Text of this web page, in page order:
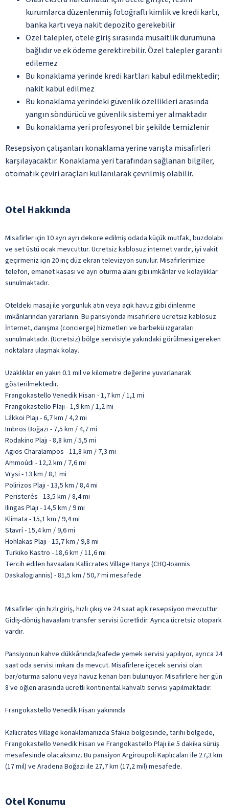
kurumlarca düzenlenmiş fotoğraflı kimlik ve kredi kartı,
banka kartı veya nakit depozito gerekebilir
Özel talepler, otele giriş sırasında müsaitlik durumuna
bağlıdır ve ek ödeme gerektirebilir. Özel talepler garanti
edilemez
Bu konaklama yerinde kredi kartları kabul edilmektedir;
nakit kabul edilmez
Bu konaklama yerindeki güvenlik özellikleri arasında
yangın söndürücü ve güvenlik sistemi yer almaktadır
Bu konaklama yeri profesyonel bir şekilde temizlenir
Resepsiyon çalışanları konaklama yerine varışta misafirleri
karşılayacaktır. Konaklama yeri tarafından sağlanan bilgiler,
otomatik çeviri araçları kullanılarak çevrilmiş olabilir.
Otel Hakkında
Misafirler için 10 ayrı ayrı dekore edilmiş odada küçük mutfak, buzdolabı
ve set üstü ocak mevcuttur. Ücretsiz kablosuz internet vardır, iyi vakit
geçirmeniz için 20 inç düz ekran televizyon sunulur. Misafirlerimize
telefon, emanet kasası ve ayrı oturma alanı gibi imkânlar ve kolaylıklar
sunulmaktadır.
Oteldeki masaj ile yorgunluk atın veya açık havuz gibi dinlenme
imkânlarından yararlanın. Bu pansiyonda misafirlere ücretsiz kablosuz
İnternet, danışma (concierge) hizmetleri ve barbekü ızgaraları
sunulmaktadır. (Ücretsiz) bölge servisiyle yakındaki görülmesi gereken
noktalara ulaşmak kolay.
Uzaklıklar en yakın 0.1 mil ve kilometre değerine yuvarlanarak
gösterilmektedir.
Frangokastello Venedik Hisarı - 1,7 km / 1,1 mi
Frangokastello Plajı - 1,9 km / 1,2 mi
Lákkoi Plajı - 6,7 km / 4,2 mi
Imbros Boğazı - 7,5 km / 4,7 mi
Rodakino Plajı - 8,8 km / 5,5 mi
Agios Charalampos - 11,8 km / 7,3 mi
Ammoúdi - 12,2 km / 7,6 mi
Vrysi - 13 km / 8,1 mi
Polirizos Plajı - 13,5 km / 8,4 mi
Peristerés - 13,5 km / 8,4 mi
Ilingas Plajı - 14,5 km / 9 mi
Klímata - 15,1 km / 9,4 mi
Stavrí - 15,4 km / 9,6 mi
Hohlakas Plajı - 15,7 km / 9,8 mi
Turkiko Kastro - 18,6 km / 11,6 mi
Tercih edilen havaalanı Kallicrates Village Hanya (CHQ-Ioannis
Daskalogiannis) - 81,5 km / 50,7 mi mesafede
Misafirler için hızlı giriş, hızlı çıkış ve 24 saat açık resepsiyon mevcuttur.
Gidiş-dönüş havaalanı transfer servisi ücretlidir. Ayrıca ücretsiz otopark
vardır.
Pansiyonun kahve dükkânında/kafede yemek servisi yapılıyor, ayrıca 24
saat oda servisi imkanı da mevcut. Misafirlere içecek servisi olan
bar/oturma salonu veya havuz kenarı barı bulunuyor. Misafirlere her gün
8 ve öğlen arasında ücretli kontinental kahvaltı servisi yapılmaktadır.
Frangokastello Venedik Hisarı yakınında
Kallicrates Village konaklamanızda Sfakia bölgesinde, tarihi bölgede,
Frangokastello Venedik Hisarı ve Frangokastello Plajı ile 5 dakika sürüş
mesafesinde olacaksınız. Bu pansiyon Argiroupoli Kaplıcaları ile 27,3 km
(17 mil) ve Aradena Boğazı ile 27,7 km (17,2 mil) mesafede.
Otel Konumu